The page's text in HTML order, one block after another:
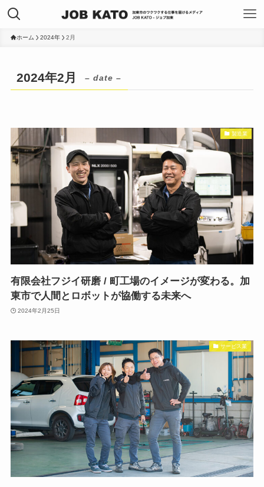
ホーム 2024年 2月
2024年2月 – date –
製造業
有限会社フジイ研磨 / 町工場のイメージが変わる。加
東市で人間とロボットが協働する未来へ
2024年2月25日
サービス業